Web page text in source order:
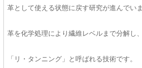
革として使える状態に戻す研究が進んでいま
革を化学処理により繊維レベルまで分解し
「リ・タンニング」と呼ばれる技術です。